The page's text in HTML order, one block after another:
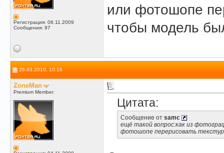
Регистрация: 06.11.2009
Сообщения: 97
или фотошопе
чтобы модель
26.03.2010, 10:16
ZoneMan
Premium Member
Цитата:
Сообщение от samc
ещё такой вопрос:как из
фотошопе перерисовать